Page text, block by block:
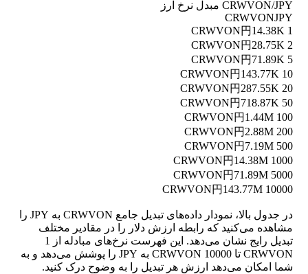
CRWVON/JPY مبدل نرخ ارز
CRWVONJPY
1 CRWVON
円14.38K
2 CRWVON
円28.75K
5 CRWVON
円71.89K
10 CRWVON
円143.77K
20 CRWVON
円287.55K
50 CRWVON
円718.87K
100 CRWVON
円1.44M
200 CRWVON
円2.88M
500 CRWVON
円7.19M
1000 CRWVON
円14.38M
5000 CRWVON
円71.89M
10000 CRWVON
円143.77M
در جدول بالا، نمودار داده‌های تبدیل جامع CRWVON به JPY را
مشاهده می‌کنید که رابطه ارزش دلار را در مقادیر مختلف
تبدیل رایج نشان می‌دهد. این فهرست نرخ‌های مبادله از 1
CRWVON تا 10000 CRWVON به JPY را پوشش می‌دهد و به
شما امکان می‌دهد ارزش هر تبدیل را به وضوح درک کنید.